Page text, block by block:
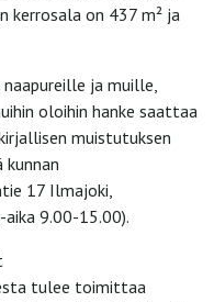
kerrosala on 437 m² ja
ja muille,
oloihin hanke saattaa
muistutuksen
kunnan
17 Ilmajoki,
aika 9.00-15.00).
tulee toimittaa